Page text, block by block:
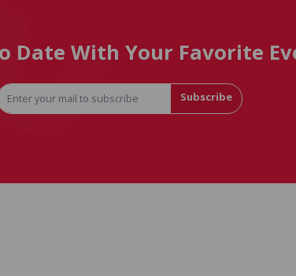
Date With Your Favorite
Subscribe